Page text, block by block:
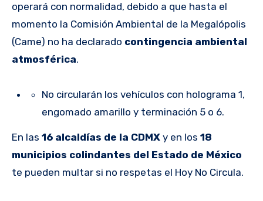
operará con normalidad, debido a que hasta el
momento la Comisión Ambiental de la Megalópolis
(Came) no ha declarado contingencia ambiental
atmosférica.
No circularán los vehículos con holograma 1,
engomado amarillo y terminación 5 o 6.
En las 16 alcaldías de la CDMX y en los 18
municipios colindantes del Estado de México
te pueden multar si no respetas el Hoy No Circula.